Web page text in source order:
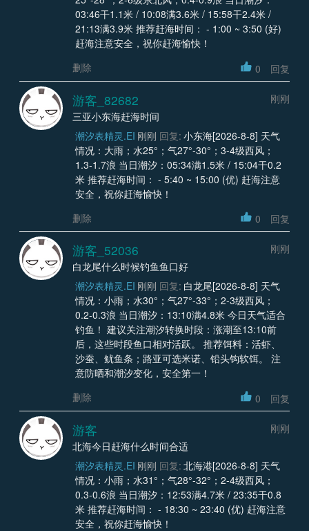
03:46干1.1米 / 10:08满3.6米 / 15:58干2.4米 /
21:13满3.9米 推荐赶海时间： - 1:00 ~ 3:50 (好)
赶海注意安全，祝你赶海愉快！
删除
0 回复
游客_82682
刚刚
三亚小东海赶海时间
潮汐表精灵.EI 刚刚 回复: 小东海[2026-8-8] 天气
情况：大雨；水25°；气27°-30°；3-4级西风；
1.3-1.7浪 当日潮汐：05:34满1.5米 / 15:04干0.2
米 推荐赶海时间： - 5:40 ~ 15:00 (优) 赶海注意
安全，祝你赶海愉快！
删除
0 回复
游客_52036
刚刚
白龙尾什么时候钓鱼鱼口好
潮汐表精灵.EI 刚刚 回复: 白龙尾[2026-8-8] 天气
情况：小雨；水30°；气27°-33°；2-3级西风；
0.2-0.3浪 当日潮汐：13:10满4.8米 今日天气适合
钓鱼！ 建议关注潮汐转换时段：涨潮至13:10前
后，这些时段鱼口相对活跃。 推荐饵料：活虾、
沙蚕、鱿鱼条；路亚可选米诺、铅头钩软饵。 注
意防晒和潮汐变化，安全第一！
删除
0 回复
游客
刚刚
北海今日赶海什么时间合适
潮汐表精灵.EI 刚刚 回复: 北海港[2026-8-8] 天气
情况：小雨；水31°；气28°-32°；2-4级西风；
0.3-0.6浪 当日潮汐：12:53满4.7米 / 23:35干0.8
米 推荐赶海时间： - 18:30 ~ 23:40 (优) 赶海注意
安全，祝你赶海愉快！